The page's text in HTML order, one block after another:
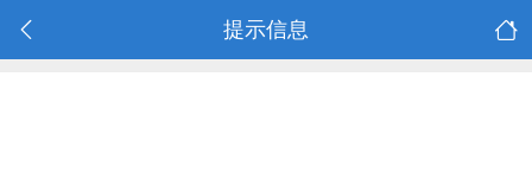
提示信息